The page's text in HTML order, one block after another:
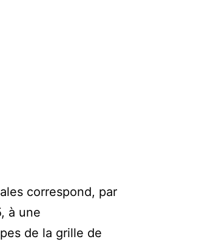
correspond, par
à une
de la grille de